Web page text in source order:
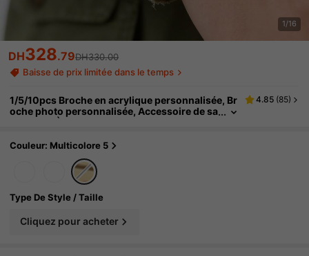
1/16
DH328.79DH330.00
Baisse de prix limitée dans le temps
1/5/10pcs Broche en acrylique personnalisée, Br
oche photo personnalisée, Accessoire de sa
c unique, À la mode, Coloré, Mignon, Minim
déal
4.85 (85)
Couleur: Multicolore 5
Type De Style / Taille
Cliquez pour acheter